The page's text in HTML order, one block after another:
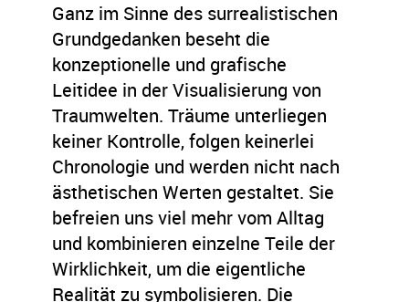
Ganz im Sinne des surrealistischen
Grundgedanken beseht die
konzeptionelle und grafische
Leitidee in der Visualisierung von
Traumwelten. Träume unterliegen
keiner Kontrolle, folgen keinerlei
Chronologie und werden nicht nach
ästhetischen Werten gestaltet. Sie
befreien uns viel mehr vom Alltag
und kombinieren einzelne Teile der
Wirklichkeit, um die eigentliche
Realität zu symbolisieren. Die